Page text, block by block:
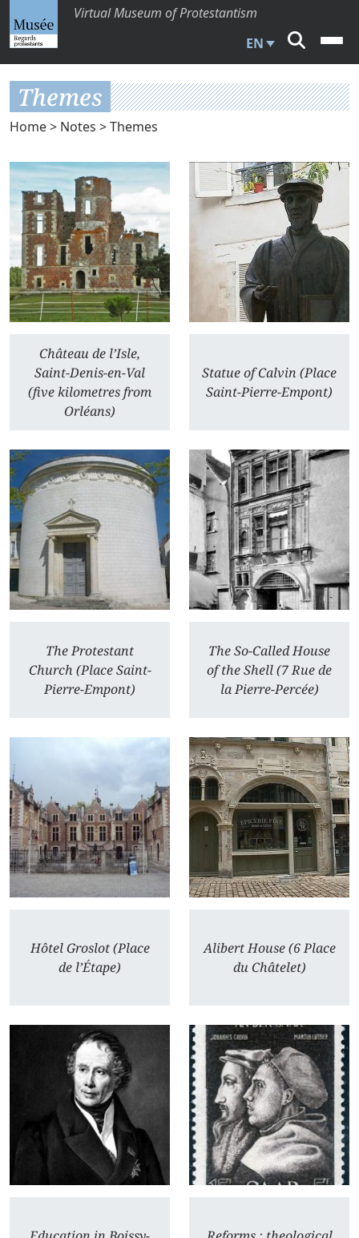
Virtual Museum of Protestantism
EN
Themes
Home> Notes > Themes
Château de l’Isle,
Saint-Denis-en-Val
(five kilometres from
Orléans)
Statue of Calvin (Place
Saint-Pierre-Empont)
The Protestant
Church (Place Saint-
Pierre-Empont)
The So-Called House
of the Shell (7 Rue de
la Pierre-Percée)
Hôtel Groslot (Place
de l’Étape)
Alibert House (6 Place
du Châtelet)